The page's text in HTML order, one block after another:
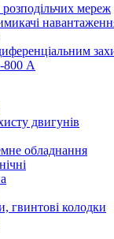
розподільчих мереж
800 А
двигунів
обладнання
гвинтові колодки